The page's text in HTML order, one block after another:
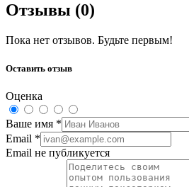
Отзывы (0)
Пока нет отзывов. Будьте первым!
Оставить отзыв
Оценка
Ваше имя *
Email *
Email не публикуется